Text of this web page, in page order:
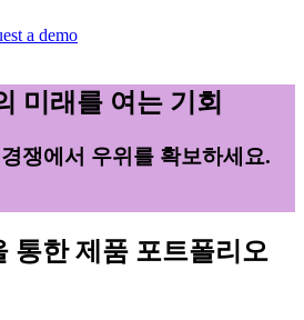
a demo
미래를 여는 기회
쟁에서 우위를 확보하세요.
통한 제품 포트폴리오